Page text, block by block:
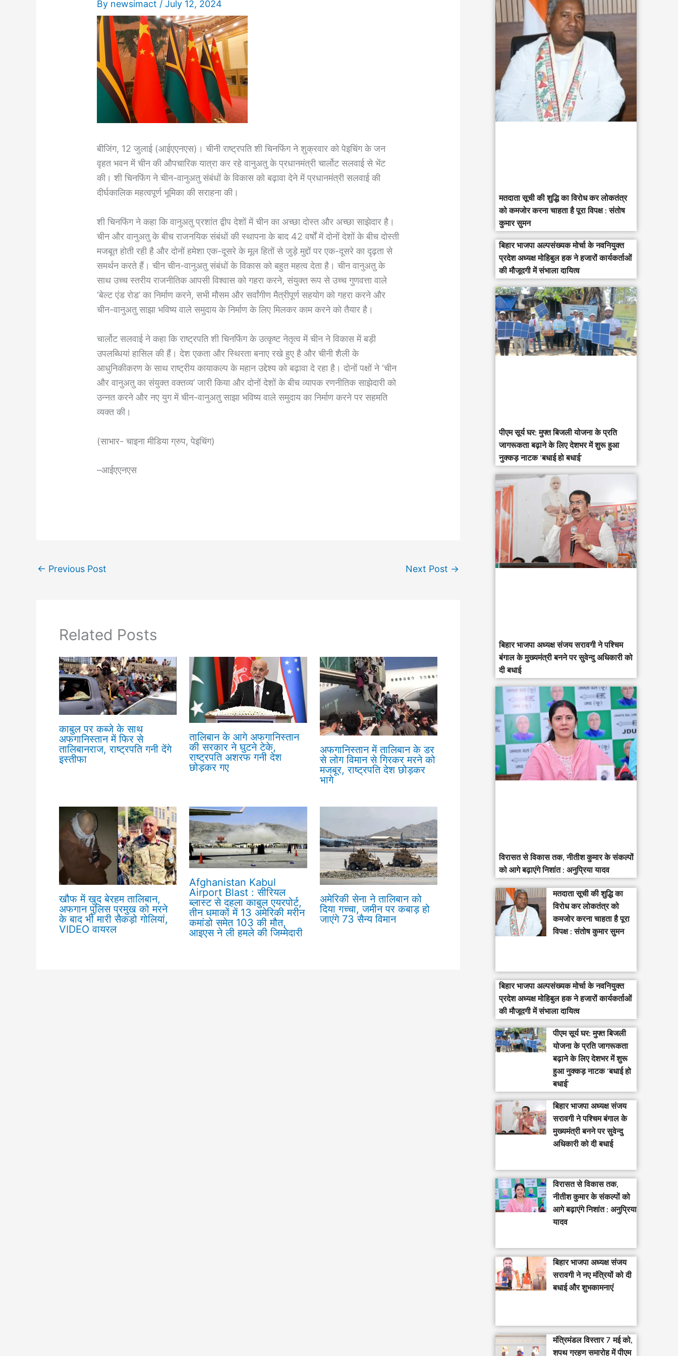
By newsimact /July 12, 2024
बीजिंग, 12 जुलाई (आईएएनएस)। चीनी राष्ट्रपति शी चिनफिंग ने शुक्रवार को पेइचिंग के जन
वृहत भवन में चीन की औपचारिक यात्रा कर रहे वानुअतु के प्रधानमंत्री चार्लोट सलवाई से भेंट
की। शी चिनफिंग ने चीन-वानुअतु संबंधों के विकास को बढ़ावा देने में प्रधानमंत्री सलवाई की
दीर्घकालिक महत्वपूर्ण भूमिका की सराहना की।
शी चिनफिंग ने कहा कि वानुअतु प्रशांत द्वीप देशों में चीन का अच्छा दोस्त और अच्छा साझेदार है।
चीन और वानुअतु के बीच राजनयिक संबंधों की स्थापना के बाद 42 वर्षों में दोनों देशों के बीच दोस्ती
मजबूत होती रही है और दोनों हमेशा एक-दूसरे के मूल हितों से जुड़े मुद्दों पर एक-दूसरे का दृढ़ता से
समर्थन करते हैं। चीन चीन-वानुअतु संबंधों के विकास को बहुत महत्व देता है। चीन वानुअतु के
साथ उच्च स्तरीय राजनीतिक आपसी विश्वास को गहरा करने, संयुक्त रूप से उच्च गुणवत्ता वाले
‘बेल्ट एंड रोड’ का निर्माण करने, सभी मौसम और सर्वांगीण मैत्रीपूर्ण सहयोग को गहरा करने और
चीन-वानुअतु साझा भविष्य वाले समुदाय के निर्माण के लिए मिलकर काम करने को तैयार है।
चार्लोट सलवाई ने कहा कि राष्ट्रपति शी चिनफिंग के उत्कृष्ट नेतृत्व में चीन ने विकास में बड़ी
उपलब्धियां हासिल की हैं। देश एकता और स्थिरता बनाए रखे हुए है और चीनी शैली के
आधुनिकीकरण के साथ राष्ट्रीय कायाकल्प के महान उद्देश्य को बढ़ावा दे रहा है। दोनों पक्षों ने ‘चीन
और वानुअतु का संयुक्त वक्तव्य’ जारी किया और दोनों देशों के बीच व्यापक रणनीतिक साझेदारी को
उन्नत करने और नए युग में चीन-वानुअतु साझा भविष्य वाले समुदाय का निर्माण करने पर सहमति
व्यक्त की।
(साभार- चाइना मीडिया ग्रुप, पेइचिंग)
–आईएएनएस
← Previous Post Next Post →
Related Posts
काबुल पर कब्जे के साथ
अफगानिस्तान में फिर से
तालिबानराज, राष्ट्रपति गनी देंगे
इस्तीफा
तालिबान के आगे अफगानिस्तान
की सरकार ने घुटने टेके,
राष्ट्रपति अशरफ गनी देश
छोड़कर गए
अफगानिस्तान में तालिबान के डर
से लोग विमान से गिरकर मरने को
मजबूर, राष्ट्रपति देश छोड़कर
भागे
खौफ में खुद बेरहम तालिबान,
अफगान पुलिस प्रमुख को मरने
के बाद भी मारी सैकड़ो गोलियां,
VIDEO वायरल
Afghanistan Kabul
Airport Blast : सीरियल
ब्लास्ट से दहला काबुल एयरपोर्ट,
तीन धमाकों में 13 अमेरिकी मरीन
कमांडो समेत 103 की मौत,
आइएस ने ली हमले की जिम्मेदारी
अमेरिकी सेना ने तालिबान को
दिया गच्चा, जमीन पर कबाड़ हो
जाएंगे 73 सैन्य विमान
मतदाता सूची की शुद्धि का विरोध कर लोकतंत्र
को कमजोर करना चाहता है पूरा विपक्ष : संतोष
कुमार सुमन
बिहार भाजपा अल्पसंख्यक मोर्चा के नवनियुक्त
प्रदेश अध्यक्ष मोहिबुल हक ने हजारों कार्यकर्ताओं
की मौजूदगी में संभाला दायित्व
पीएम सूर्य घर: मुफ्त बिजली योजना के प्रति
जागरूकता बढ़ाने के लिए देशभर में शुरू हुआ
नुक्कड़ नाटक ‘बधाई हो बधाई’
‎बिहार भाजपा अध्यक्ष संजय सरावगी ने पश्चिम
बंगाल के मुख्यमंत्री बनने पर सुवेन्दु अधिकारी को
दी बधाई
विरासत से विकास तक, नीतीश कुमार के संकल्पों
को आगे बढ़ाएंगे निशांत : अनुप्रिया यादव
मतदाता सूची की शुद्धि का
विरोध कर लोकतंत्र को
कमजोर करना चाहता है पूरा
विपक्ष : संतोष कुमार सुमन
बिहार भाजपा अल्पसंख्यक मोर्चा के नवनियुक्त
प्रदेश अध्यक्ष मोहिबुल हक ने हजारों कार्यकर्ताओं
की मौजूदगी में संभाला दायित्व
पीएम सूर्य घर: मुफ्त बिजली
योजना के प्रति जागरूकता
बढ़ाने के लिए देशभर में शुरू
हुआ नुक्कड़ नाटक ‘बधाई हो
बधाई’
‎बिहार भाजपा अध्यक्ष संजय
सरावगी ने पश्चिम बंगाल के
मुख्यमंत्री बनने पर सुवेन्दु
अधिकारी को दी बधाई
विरासत से विकास तक,
नीतीश कुमार के संकल्पों को
आगे बढ़ाएंगे निशांत : अनुप्रिया
यादव
बिहार भाजपा अध्यक्ष संजय
सरावगी ने नए मंत्रियों को दी
बधाई और शुभकामनाएं
मंत्रिमंडल विस्तार 7 मई को,
शपथ ग्रहण समारोह में पीएम